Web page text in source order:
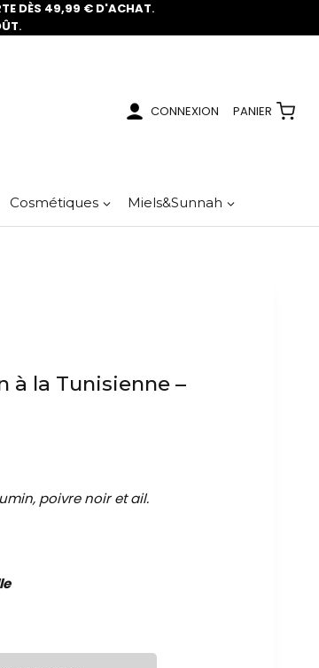
DÈS 49,99 € D'ACHAT.
.
CONNEXION PANIER
Cosmétiques Miels&Sunnah
à la Tunisienne –
poivre noir et ail.